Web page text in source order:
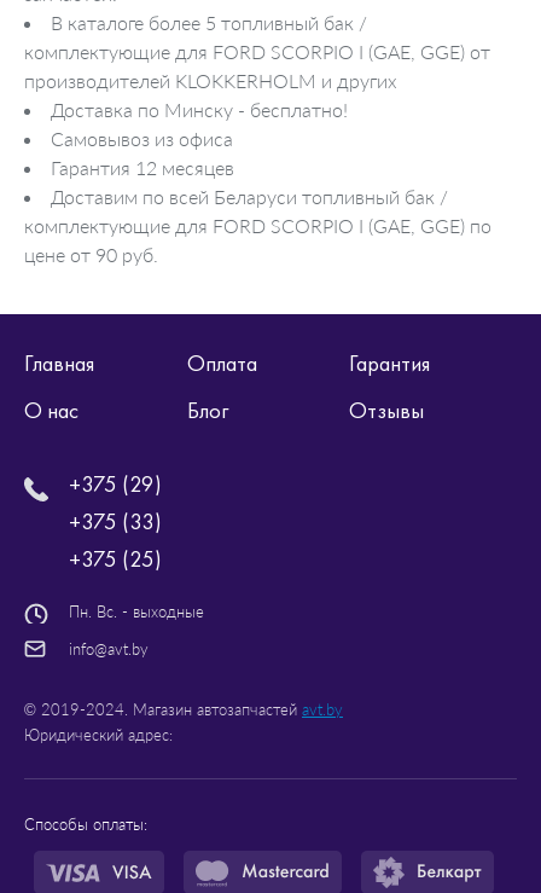
В каталоге более 5 топливный бак /
комплектующие для FORD SCORPIO I (GAE, GGE) от
производителей KLOKKERHOLM и других
Доставка по Минску - бесплатно!
Самовывоз из офиса
Гарантия 12 месяцев
Доставим по всей Беларуси топливный бак /
комплектующие для FORD SCORPIO I (GAE, GGE) по
цене от 90 руб.
Главная Оплата
Гарантия
О нас
Блог Отзывы
+375 (29)
+375 (33)
+375 (25)
Пн. Вс. - выходные
info@avt.by
© 2019-2024. Магазин автозапчастей avt.by
Юридический адрес:
Способы оплаты: